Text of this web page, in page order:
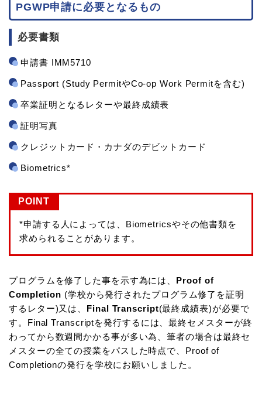
PGWP申請に必要となるもの
必要書類
申請書 IMM5710
Passport (Study PermitやCo-op Work Permitを含む)
卒業証明となるレターや最終成績表
証明写真
クレジットカード・カナダのデビットカード
Biometrics*
POINT
*申請する人によっては、Biometricsやその他書類を
求められることがあります。
プログラムを修了した事を示す為には、 Proof of
Completion (学校から発行されたプログラム修了を証明
するレター)又は、 Final Transcript(最終成績表)が必要で
す。Final Transcriptを発行するには、最終セメスターが終
わってから数週間かかる事が多い為、筆者の場合は最終セ
メスターの全ての授業をパスした時点で、Proof of
Completionの発行を学校にお願いしました。